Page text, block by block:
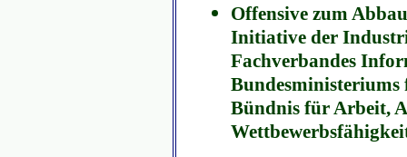
Offensive zum
Initiative der
Fachverbandes
Bündnis für Arbeit,